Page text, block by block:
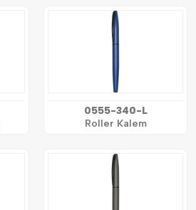
0555-340-L
Roller Kalem